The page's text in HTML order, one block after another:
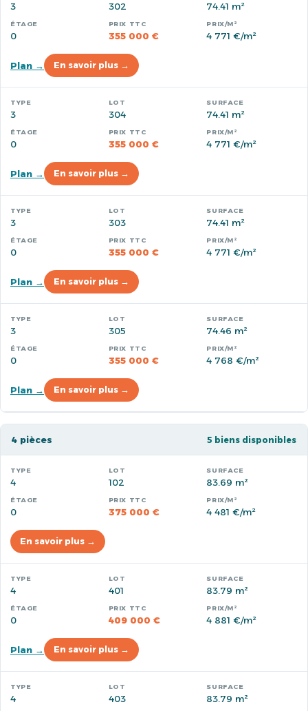
3 302 74.41 m²
0 355 000 € 4 771 €/m²
Plan → En savoir plus →
3 304 74.41 m²
0 355 000 € 4 771 €/m²
Plan → En savoir plus →
3 303 74.41 m²
0 355 000 € 4 771 €/m²
Plan → En savoir plus →
3 305 74.46 m²
0 355 000 € 4 768 €/m²
Plan → En savoir plus →
4 pièces 5 biens disponibles
4 102 83.69 m²
0 375 000 € 4 481 €/m²
En savoir plus →
4 401 83.79 m²
0 409 000 € 4 881 €/m²
Plan → En savoir plus →
4 403 83.79 m²